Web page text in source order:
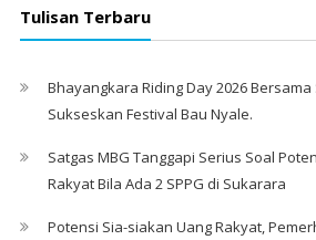
Tulisan Terbaru
Bhayangkara Riding Day 2026
Sukseskan Festival Bau Nyale. ‎
Satgas MBG Tanggapi Serius Soal
Rakyat Bila Ada 2 SPPG di Sukarara
Potensi Sia-siakan Uang Rakyat,